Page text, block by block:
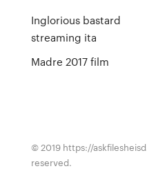
Inglorious bastard
streaming ita
Madre 2017 film
© 2019 https://
reserved.